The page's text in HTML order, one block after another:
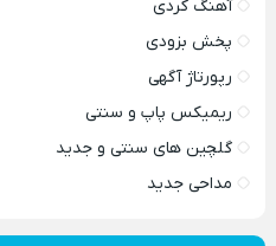
آهنگ کردی
پخش بزودی
رپورتاژ آگهی
ریمیکس پاپ و سنتی
گلچین های سنتی و جدید
مداحی جدید